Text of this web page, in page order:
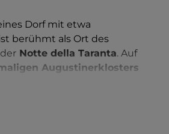
Dorf mit etwa
berühmt als Ort des
Notte della Taranta. Auf
Augustinerklosters
nationalem und